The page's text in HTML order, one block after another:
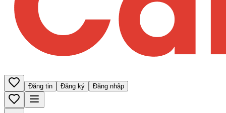
Đăng tin Đăng ký Đăng nhập